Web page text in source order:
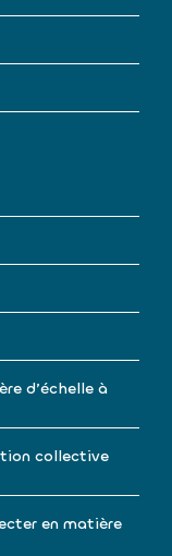
d’échelle à
collective
en matière